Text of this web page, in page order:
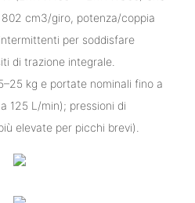
cm3/giro, potenza/coppia
per soddisfare
di trazione integrale.
kg e portate nominali fino a
125 L/min); pressioni di
elevate per picchi brevi).